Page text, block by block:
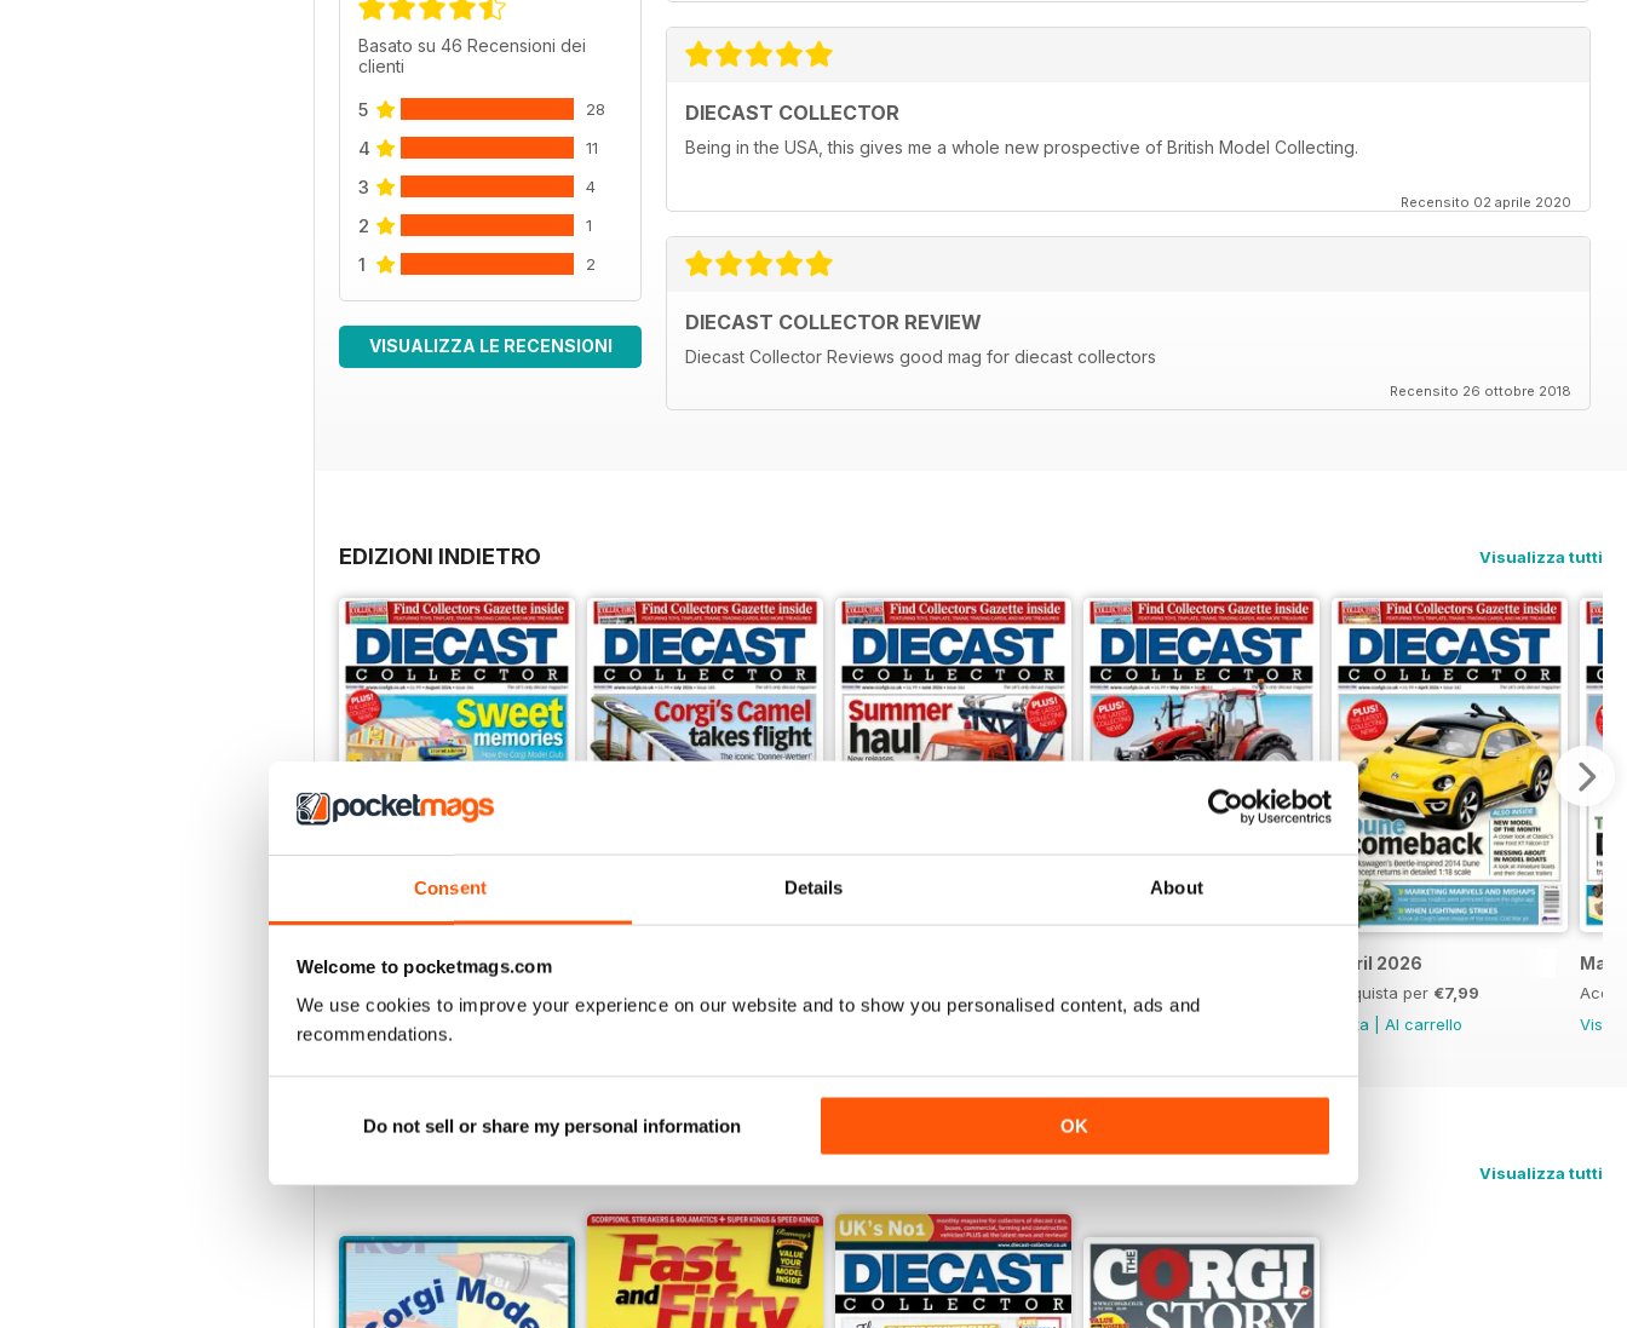
Consent Details About
Welcome to pocketmags.com
We use cookies to improve your experience on our website and to show you personalised content, ads and
recommendations.
Do not sell or share my personal information OK
Basato su 46 Recensioni dei
clienti
5 28
4 11
3 4
2 1
1 2
VISUALIZZA LE RECENSIONI
DIECAST COLLECTOR
Being in the USA, this gives me a whole new prospective of British Model Collecting.
Recensito 02 aprile 2020
DIECAST COLLECTOR REVIEW
Diecast Collector Reviews good mag for diecast collectors
Recensito 26 ottobre 2018
EDIZIONI INDIETRO Visualizza tutti
August 2026
Al carrello
April 2026
Acquista per €7,99
Vista
Al carrello
Vista
Visualizza tutti